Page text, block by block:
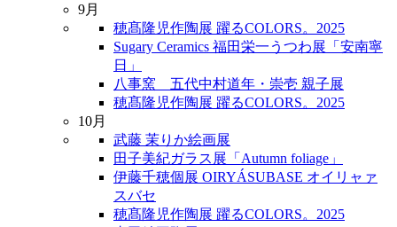
9月
穂髙隆児作陶展 躍るCOLORS。2025
Sugary Ceramics 福田栄一うつわ展「安南寧
日」
八事窯 五代中村道年・崇壱 親子展
穂髙隆児作陶展 躍るCOLORS。2025
10月
武藤 茉りか絵画展
田子美紀ガラス展「Autumn foliage」
伊藤千穂個展 OIRYÁSUBASE オイリャァ
スバセ
穂髙隆児作陶展 躍るCOLORS。2025